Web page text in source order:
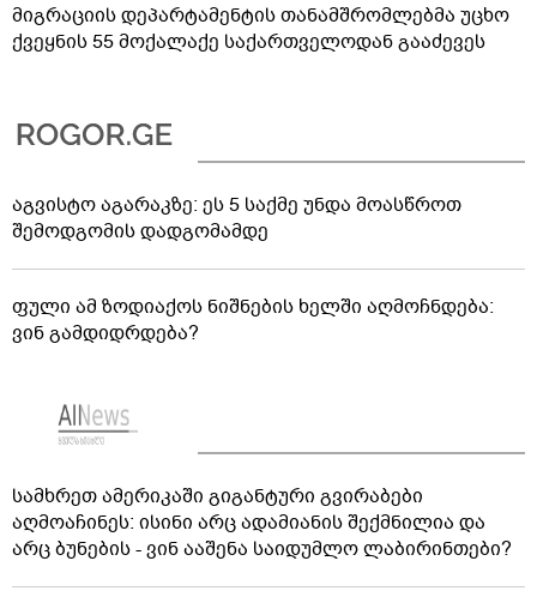
მიგრაციის დეპარტამენტის თანამშრომლებმა უცხო
ქვეყნის 55 მოქალაქე საქართველოდან გააძევეს
აგვისტო აგარაკზე: ეს 5 საქმე უნდა მოასწროთ
შემოდგომის დადგომამდე
ფული ამ ზოდიაქოს ნიშნების ხელში აღმოჩნდება:
ვინ გამდიდრდება?
სამხრეთ ამერიკაში გიგანტური გვირაბები
აღმოაჩინეს: ისინი არც ადამიანის შექმნილია და
არც ბუნების - ვინ ააშენა საიდუმლო ლაბირინთები?